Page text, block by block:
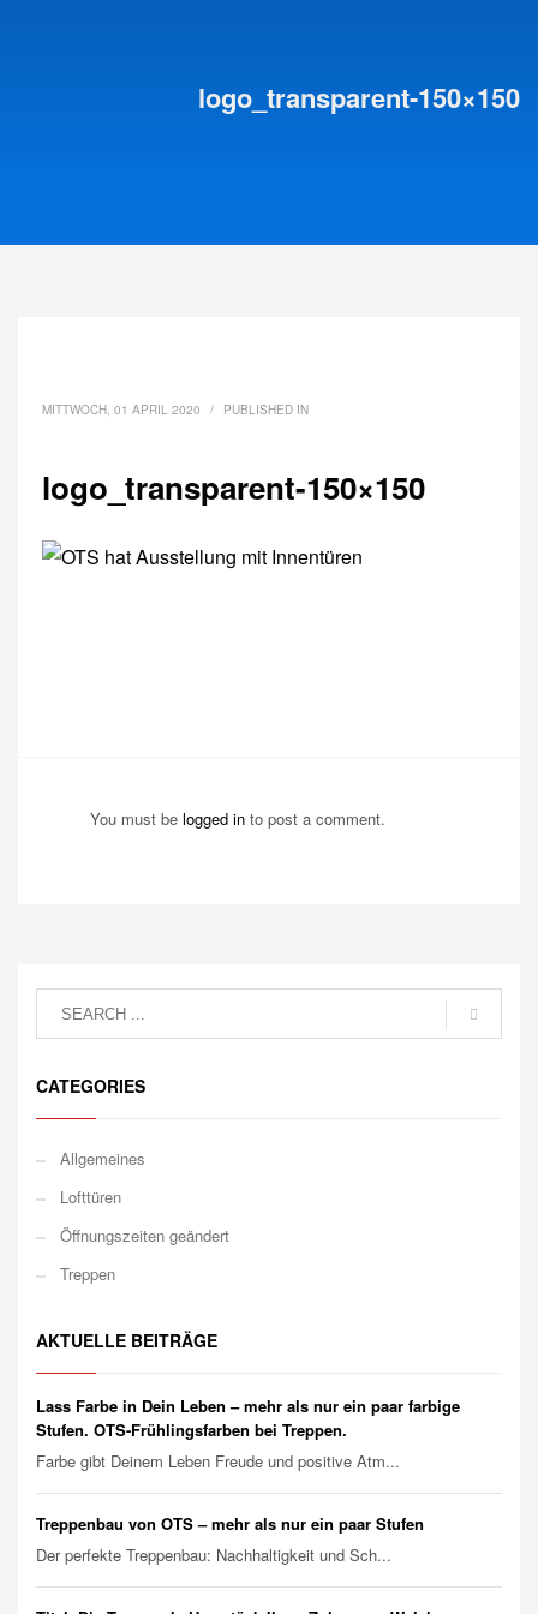
logo_transparent-150×150
MITTWOCH, 01 APRIL 2020 / PUBLISHED IN
logo_transparent-150×150
You must be logged in to post a comment.
CATEGORIES
Allgemeines
Lofttüren
Öffnungszeiten geändert
Treppen
AKTUELLE BEITRÄGE
Lass Farbe in Dein Leben – mehr als nur ein paar farbige
Stufen. OTS-Frühlingsfarben bei Treppen.
Farbe gibt Deinem Leben Freude und positive Atm...
Treppenbau von OTS – mehr als nur ein paar Stufen
Der perfekte Treppenbau: Nachhaltigkeit und Sch...